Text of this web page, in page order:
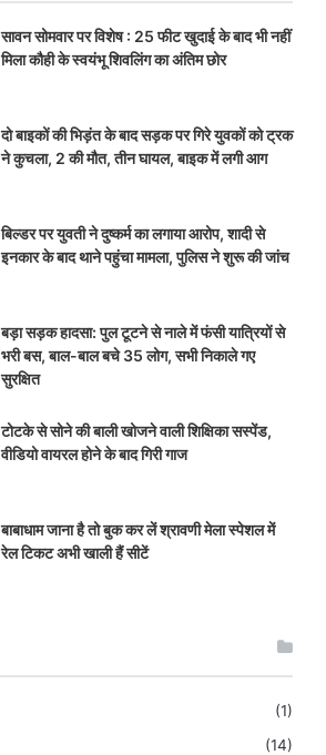
सावन सोमवार पर विशेष : 25 फीट खुदाई के बाद भी नहीं
मिला कौही के स्वयंभू शिवलिंग का अंतिम छोर
दो बाइकों की भिड़ंत के बाद सड़क पर गिरे युवकों को ट्रक
ने कुचला, 2 की मौत, तीन घायल, बाइक में लगी आग
बिल्डर पर युवती ने दुष्कर्म का लगाया आरोप, शादी से
इनकार के बाद थाने पहुंचा मामला, पुलिस ने शुरू की जांच
बड़ा सड़क हादसा: पुल टूटने से नाले में फंसी यात्रियों से
भरी बस, बाल-बाल बचे 35 लोग, सभी निकाले गए
सुरक्षित
टोटके से सोने की बाली खोजने वाली शिक्षिका सस्पेंड,
वीडियो वायरल होने के बाद गिरी गाज
बाबाधाम जाना है तो बुक कर लें श्रावणी मेला स्पेशल में
रेल टिकट अभी खाली हैं सीटें
(1)
(14)